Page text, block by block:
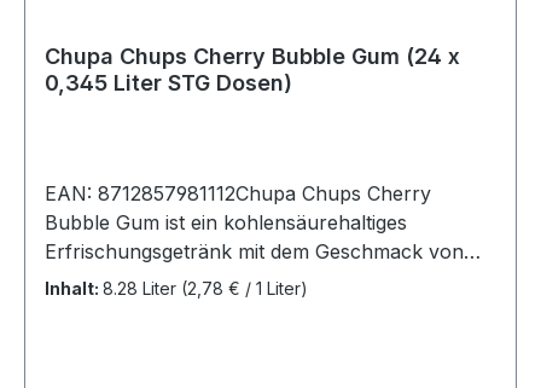
Chupa Chups Cherry Bubble Gum (24 x
0,345 Liter STG Dosen)
EAN: 8712857981112Chupa Chups Cherry
Bubble Gum ist ein kohlensäurehaltiges
Erfrischungsgetränk mit dem Geschmack von
Chupa Chups Cherry Bubble Gum-Lutscher. Er
Inhalt: 8.28 Liter (2,78 € / 1 Liter)